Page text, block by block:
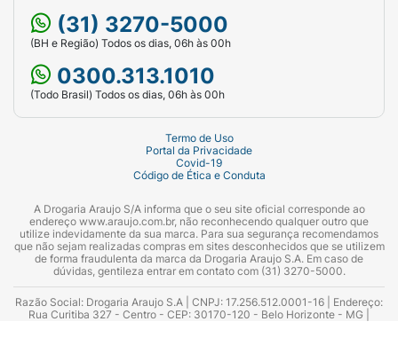
(31) 3270-5000
(BH e Região) Todos os dias, 06h às 00h
0300.313.1010
(Todo Brasil) Todos os dias, 06h às 00h
Termo de Uso
Portal da Privacidade
Covid-19
Código de Ética e Conduta
A Drogaria Araujo S/A informa que o seu site oficial corresponde ao
endereço www.araujo.com.br, não reconhecendo qualquer outro que
utilize indevidamente da sua marca. Para sua segurança recomendamos
que não sejam realizadas compras em sites desconhecidos que se utilizem
de forma fraudulenta da marca da Drogaria Araujo S.A. Em caso de
dúvidas, gentileza entrar em contato com (31) 3270-5000.
Razão Social: Drogaria Araujo S.A | CNPJ: 17.256.512.0001-16 | Endereço:
Rua Curitiba 327 - Centro - CEP: 30170-120 - Belo Horizonte - MG |